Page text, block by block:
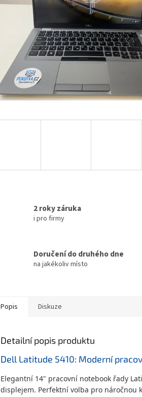
2 roky záruka
i pro firmy
Doručení do druhého dne
na jakékoliv místo
Popis Diskuze
Detailní popis produktu
Dell Latitude 5410: Moderní
Elegantní 14" pracovní notebook řady
displejem. Perfektní volba pro náročnou